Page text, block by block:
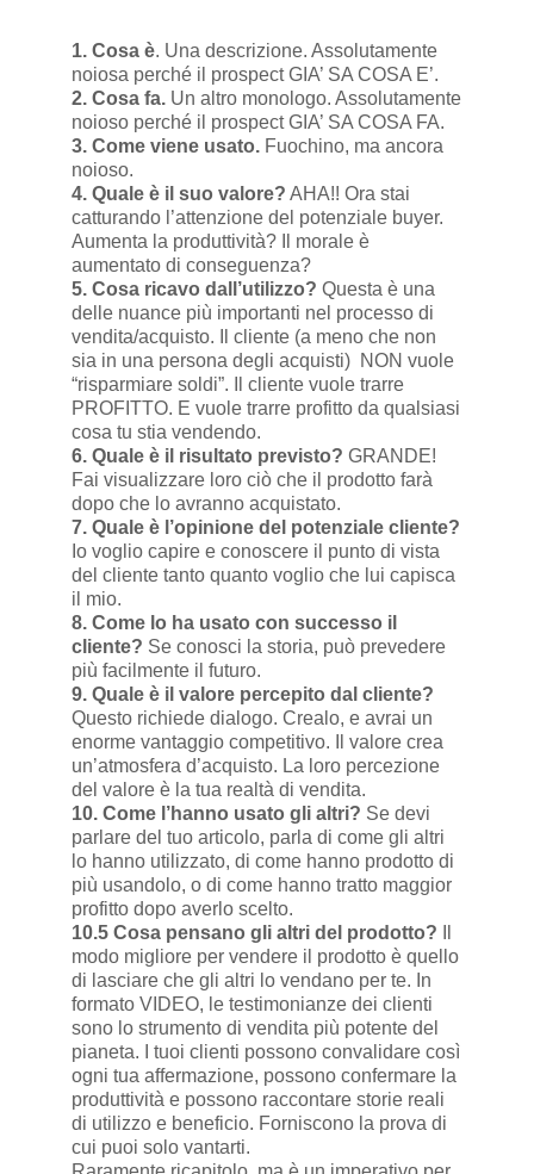
1. Cosa è. Una descrizione. Assolutamente
noiosa perché il prospect GIA’ SA COSA E’.
2. Cosa fa.Un altro monologo. Assolutamente
noioso perché il prospect GIA’ SA COSA FA.
3. Come viene usato.Fuochino, ma ancora
noioso.
4. Quale è il suo valore? AHA!! Ora stai
catturando l’attenzione del potenziale buyer.
Aumenta la produttività? Il morale è
aumentato di conseguenza?
5. Cosa ricavo dall’utilizzo? Questa è una
delle nuance più importanti nel processo di
vendita/acquisto. Il cliente (a meno che non
sia in una persona degli acquisti) NON vuole
“risparmiare soldi”. Il cliente vuole trarre
PROFITTO. E vuole trarre profitto da qualsiasi
cosa tu stia vendendo.
6. Quale è il risultato previsto? GRANDE!
Fai visualizzare loro ciò che il prodotto farà
dopo che lo avranno acquistato.
7. Quale è l’opinione del potenziale cliente?
Io voglio capire e conoscere il punto di vista
del cliente tanto quanto voglio che lui capisca
il mio.
8. Come lo ha usato con successo il
cliente? Se conosci la storia, può prevedere
più facilmente il futuro.
9. Quale è il valore percepito dal cliente?
Questo richiede dialogo. Crealo, e avrai un
enorme vantaggio competitivo. Il valore crea
un’atmosfera d’acquisto. La loro percezione
del valore è la tua realtà di vendita.
10. Come l’hanno usato gli altri? Se devi
parlare del tuo articolo, parla di come gli altri
lo hanno utilizzato, di come hanno prodotto di
più usandolo, o di come hanno tratto maggior
profitto dopo averlo scelto.
10.5 Cosa pensano gli altri del prodotto?
modo migliore per vendere il prodotto è quello
di lasciare che gli altri lo vendano per te. In
formato VIDEO, le testimonianze dei clienti
sono lo strumento di vendita più potente del
pianeta. I tuoi clienti possono convalidare così
ogni tua affermazione, possono confermare la
produttività e possono raccontare storie reali
di utilizzo e beneficio. Forniscono la prova di
cui puoi solo vantarti.